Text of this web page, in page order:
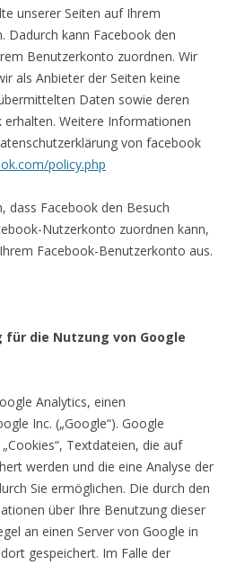
unserer Seiten auf Ihrem
Dadurch kann Facebook den
Benutzerkonto zuordnen. Wir
als Anbieter der Seiten keine
Daten sowie deren
erhalten. Weitere Informationen
von facebook
policy.php
dass Facebook den Besuch
Nutzerkonto zuordnen kann,
Facebook-Benutzerkonto aus.
die Nutzung von Google
Analytics, einen
Inc. („Google“). Google
Textdateien, die auf
werden und die eine Analyse der
Sie ermöglichen. Die durch den
über Ihre Benutzung dieser
an einen Server von Google in
gespeichert. Im Falle der